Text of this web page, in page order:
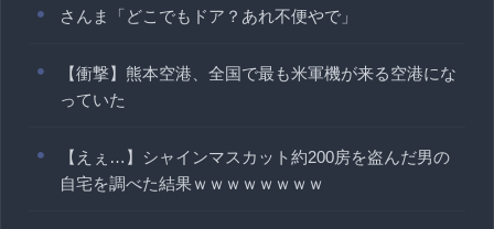
さんま「どこでもドア？あれ不便やで」
【衝撃】熊本空港、全国で最も米軍機が来る空港にな
っていた
【えぇ…】シャインマスカット約200房を盗んだ男の
自宅を調べた結果ｗｗｗｗｗｗｗｗ